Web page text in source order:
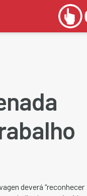
deverá “reconhecer